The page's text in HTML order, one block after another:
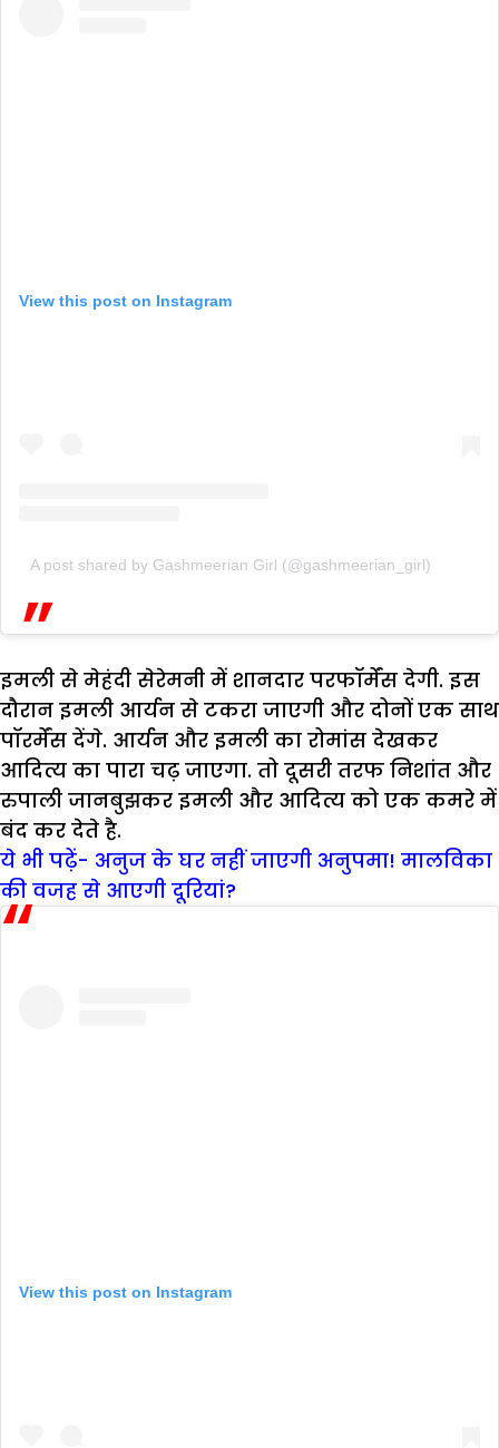
View this post on Instagram
A post shared by Gashmeerian Girl (@gashmeerian_girl)
इमली से मेहंदी सेरेमनी में शानदार परफॉर्मेंस देगी. इस
दौरान इमली आर्यन से टकरा जाएगी और दोनों एक साथ
पॉरर्मेंस देंगे. आर्यन और इमली का रोमांस देखकर
आदित्य का पारा चढ़ जाएगा. तो दूसरी तरफ निशांत और
रुपाली जानबुझकर इमली और आदित्य को एक कमरे में
बंद कर देते है.
ये भी पढ़ें- अनुज के घर नहीं जाएगी अनुपमा! मालविका
की वजह से आएगी दूरियां?
View this post on Instagram